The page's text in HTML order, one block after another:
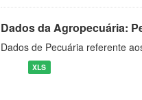
Dados da Agropecuária:
Dados de Pecuária referente
XLS